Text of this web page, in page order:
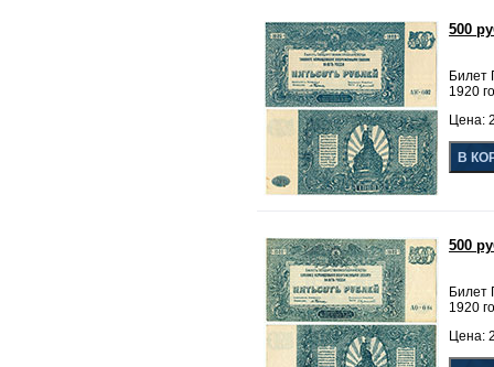
500
Билет
1920
Цена:
500
Билет
1920
Цена: